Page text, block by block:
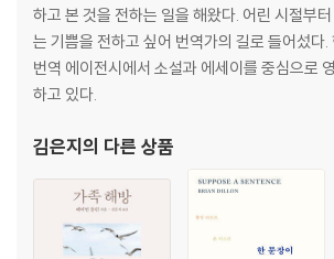
하고 본 것을 전하는 일을 해왔다. 어린 시절부
는 기쁨을 전하고 싶어 번역가의 길로 들어섰다
번역 에이전시에서 소설과 에세이를 중심으로
하고 있다.
김은지 의 다른 상품